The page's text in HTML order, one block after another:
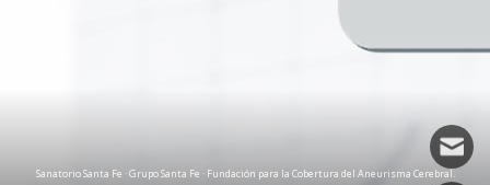
Sanatorio Santa Fe · Grupo Santa Fe · Fundación para la Cobertura del Aneurisma Cerebral.